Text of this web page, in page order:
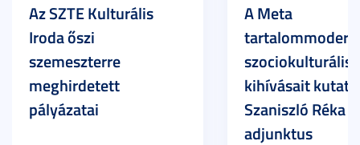
Az SZTE Kulturális
Iroda őszi
szemeszterre
meghirdetett
pályázatai
A Meta
szociokulturális
kihívásait
Szaniszló Réka
adjunktus